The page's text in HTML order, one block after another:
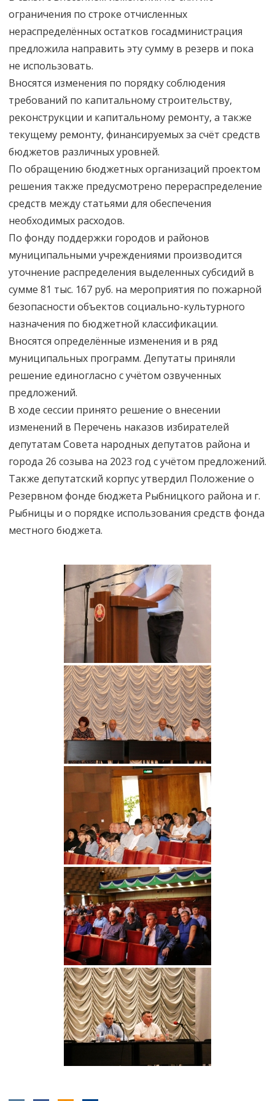
ограничения по строке отчисленных
нераспределённых остатков госадминистрация
предложила направить эту сумму в резерв и пока
не использовать.
Вносятся изменения по порядку соблюдения
требований по капитальному строительству,
реконструкции и капитальному ремонту, а также
текущему ремонту, финансируемых за счёт средств
бюджетов различных уровней.
По обращению бюджетных организаций проектом
решения также предусмотрено перераспределение
средств между статьями для обеспечения
необходимых расходов.
По фонду поддержки городов и районов
муниципальными учреждениями производится
уточнение распределения выделенных субсидий в
сумме 81 тыс. 167 руб. на мероприятия по пожарной
безопасности объектов социально-культурного
назначения по бюджетной классификации.
Вносятся определённые изменения и в ряд
муниципальных программ. Депутаты приняли
решение единогласно с учётом озвученных
предложений.
В ходе сессии принято решение о внесении
изменений в Перечень наказов избирателей
депутатам Совета народных депутатов района и
города 26 созыва на 2023 год с учётом предложений.
Также депутатский корпус утвердил Положение о
Резервном фонде бюджета Рыбницкого района и г.
Рыбницы и о порядке использования средств фонда
местного бюджета.